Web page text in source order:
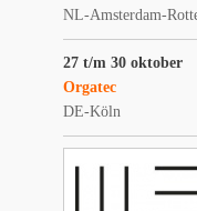
NL-Amsterdam-
27 t/m 30 oktober
Orgatec
DE-Köln